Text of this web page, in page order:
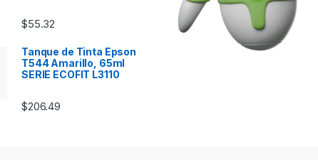
$55.32
Tanque de Tinta Epson
T544 Amarillo, 65ml
SERIE ECOFIT L3110
$206.49